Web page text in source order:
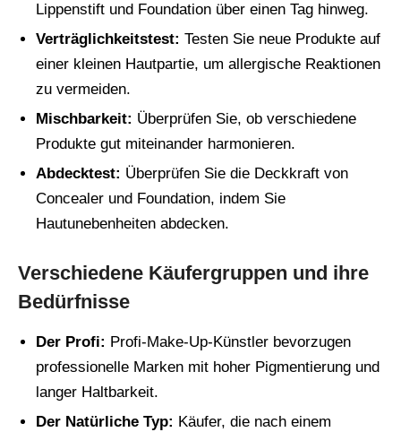
Lippenstift und Foundation über einen Tag hinweg.
Verträglichkeitstest: Testen Sie neue Produkte auf
einer kleinen Hautpartie, um allergische Reaktionen
zu vermeiden.
Mischbarkeit: Überprüfen Sie, ob verschiedene
Produkte gut miteinander harmonieren.
Abdecktest: Überprüfen Sie die Deckkraft von
Concealer und Foundation, indem Sie
Hautunebenheiten abdecken.
Verschiedene Käufergruppen und ihre
Bedürfnisse
Der Profi: Profi-Make-Up-Künstler bevorzugen
professionelle Marken mit hoher Pigmentierung und
langer Haltbarkeit.
Der Natürliche Typ: Käufer, die nach einem